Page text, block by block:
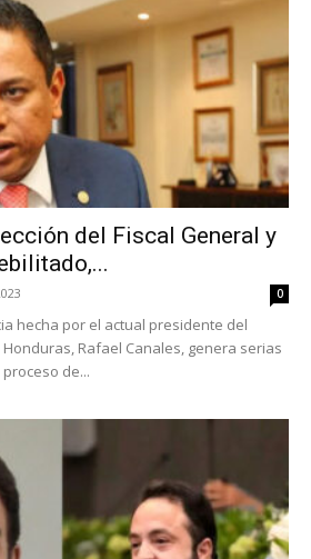
del Fiscal General y
0
hecha por el actual presidente del
Rafael Canales, genera serias
de...